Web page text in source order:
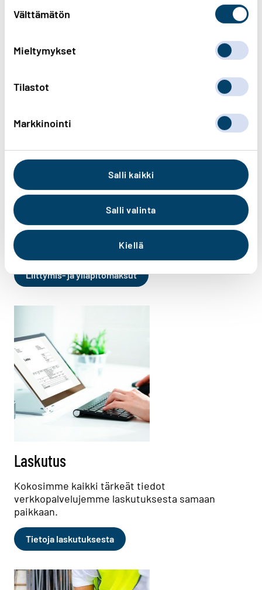
valinta
Välttämätön
Mieltymykset
Tilastot
Markkinointi
Salli kaikki
Salli valinta
Kiellä
Liittymis- ja ylläpitomaksut
Tutustu sähköliittymien vyöhykekohtaisiin
liittymismaksuihin ja sähköliittymän
ylläpitomaksuihin.
Liittymis- ja ylläpitomaksut
Laskutus
Kokosimme kaikki tärkeät tiedot
verkkopalvelujemme laskutuksesta samaan
paikkaan.
Tietoja laskutuksesta